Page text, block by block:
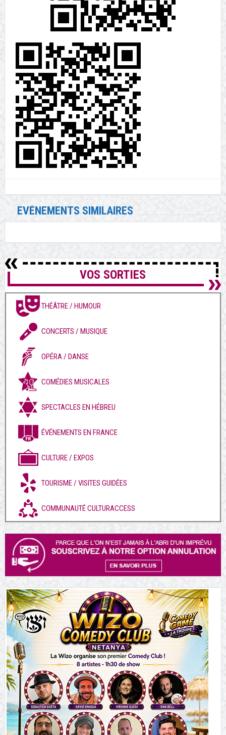
EVÉNEMENTS SIMILAIRES
VOS SORTIES
THÉÂTRE / HUMOUR
CONCERTS / MUSIQUE
OPÉRA / DANSE
COMÉDIES MUSICALES
SPECTACLES EN HÉBREU
ÉVÉNEMENTS EN FRANCE
CULTURE / EXPOS
TOURISME / VISITES GUIDÉES
COMMUNAUTÉ CULTURACCESS